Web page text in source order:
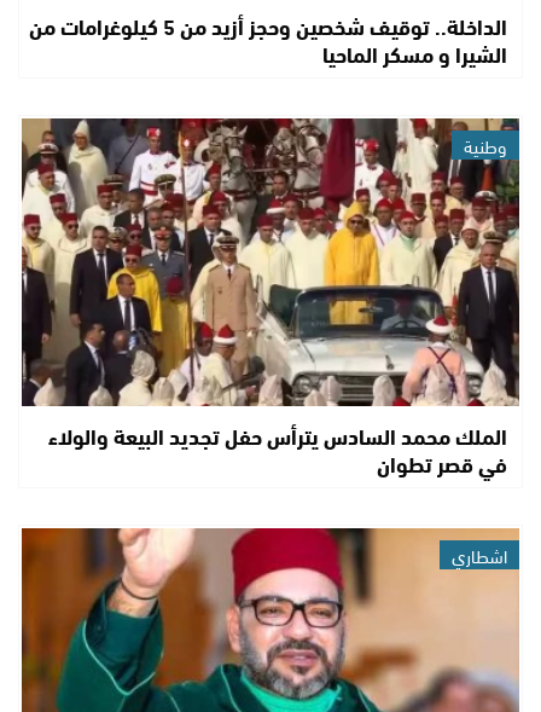
الداخلة.. توقيف شخصين وحجز أزيد من 5 كيلوغرامات من
الشيرا و مسكر الماحيا
وطنية
الملك محمد السادس يترأس حفل تجديد البيعة والولاء
في قصر تطوان
اشطاري